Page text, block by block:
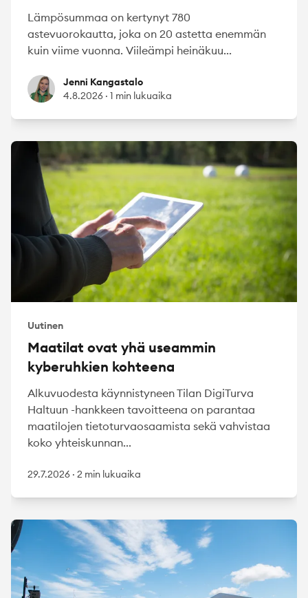
Lämpösummaa on kertynyt 780
astevuorokautta, joka on 20 astetta enemmän
kuin viime vuonna. Viileämpi heinäkuu...
Jenni Kangastalo
Jenni Kangastalo
4.8.2026 · 1 min lukuaika
Uutinen
Maatilat ovat yhä useammin
kyberuhkien kohteena
Alkuvuodesta käynnistyneen Tilan DigiTurva
Haltuun -hankkeen tavoitteena on parantaa
maatilojen tietoturvaosaamista sekä vahvistaa
koko yhteiskunnan...
29.7.2026 · 2 min lukuaika